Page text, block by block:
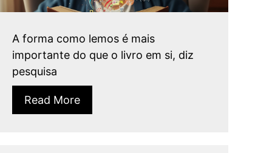
A forma como lemos é mais
importante do que o livro em si, diz
pesquisa
Read More